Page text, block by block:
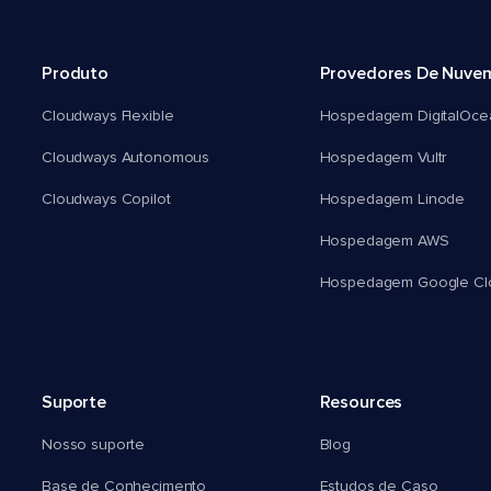
Produto
Cloudways Flexible
Cloudways Autonomous
Cloudways Copilot
Provedores De
Hospedagem
Hospedagem Vultr
Hospedagem Linode
Hospedagem AWS
Hospedagem Google
Suporte
Nosso suporte
Base de Conhecimento
Resources
Blog
Estudos de Caso